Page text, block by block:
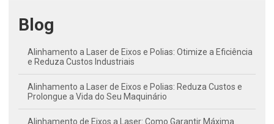
Blog
Alinhamento a Laser de Eixos e Polias: Otimize a Eficiência
e Reduza Custos Industriais
Alinhamento a Laser de Eixos e Polias: Reduza Custos e
Prolongue a Vida do Seu Maquinário
Alinhamento de Eixos a Laser: Como Garantir Máxima